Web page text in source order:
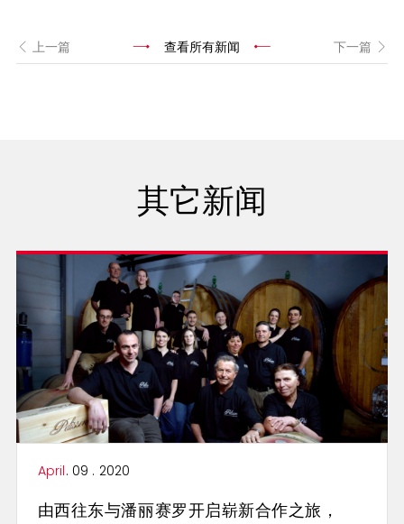
上一篇 查看所有新闻 下一篇
其它新闻
April. 09 . 2020
由西往东与潘丽赛罗开启崭新合作之旅，